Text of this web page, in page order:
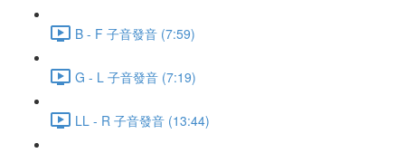
B - F 子音發音 (7:59)
G - L 子音發音 (7:19)
LL - R 子音發音 (13:44)